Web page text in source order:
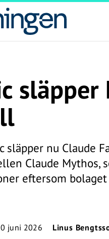
släpper nu Claude
Claude Mythos,
eftersom
juni 2026 Linus